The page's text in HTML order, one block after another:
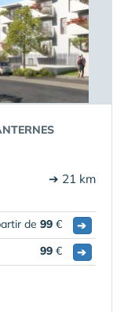
➔ 21 km
de 99 €
➔
99 € ➔